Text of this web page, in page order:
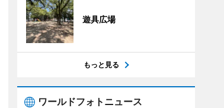
遊具広場
もっと見る
ワールドフォトニュース